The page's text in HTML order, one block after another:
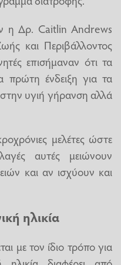
η Δρ. Caitlin Andrews
και Περιβάλλοντος
επισήμαναν ότι τα
πρώτη ένδειξη για τα
υγιή γήρανση αλλά
μελέτες ώστε
αυτές μειώνουν
και αν ισχύουν και
ηλικία
με τον ίδιο τρόπο για